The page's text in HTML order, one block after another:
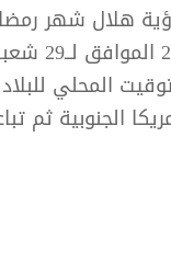
هلال شهر
حسب التوقيت
الجنوبية ثم